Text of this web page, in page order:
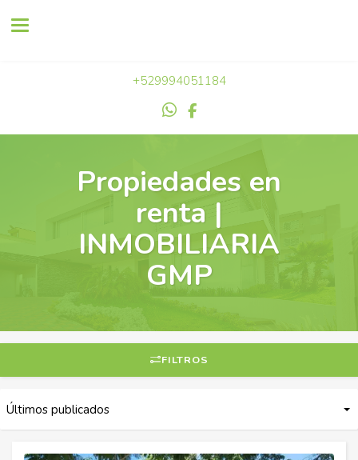
Toggle navigation
+529994051184
Propiedades en
renta |
INMOBILIARIA
GMP
FILTROS